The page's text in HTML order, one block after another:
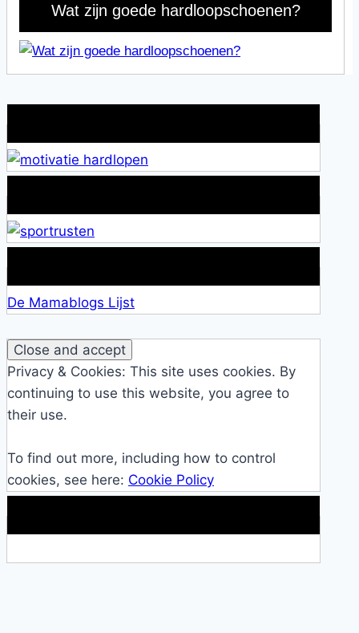
Wat zijn goede hardloopschoenen?
De Mamablogs Lijst
Privacy & Cookies: This site uses cookies. By
continuing to use this website, you agree to
their use.
To find out more, including how to control
cookies, see here: Cookie Policy